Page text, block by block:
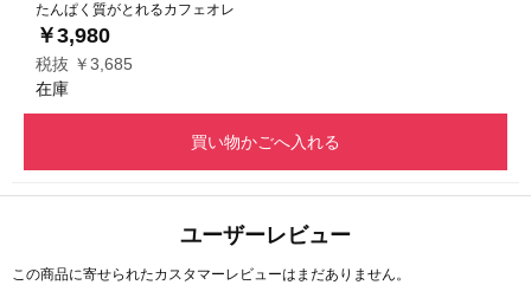
たんぱく質がとれるカフェオレ
￥3,980
税抜 ￥3,685
在庫
買い物かごへ入れる
ユーザーレビュー
この商品に寄せられたカスタマーレビューはまだありません。